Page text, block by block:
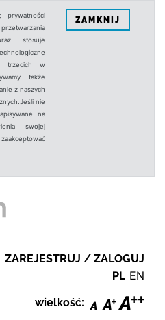
prywatności
stosuje
trzecich w
także
z naszych
nie
na
swojej
ZAMKNIJ
ZAREJESTRUJ / ZALOGUJ
PL EN
wielkość: